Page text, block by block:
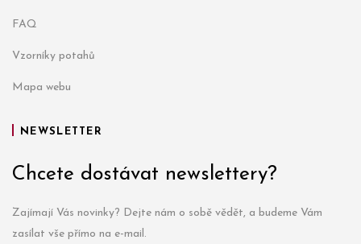
FAQ
Vzorníky potahů
Mapa webu
NEWSLETTER
Chcete dostávat newslettery?
Zajímají Vás novinky? Dejte nám o sobě vědět, a budeme Vám
zasílat vše přímo na e-mail.